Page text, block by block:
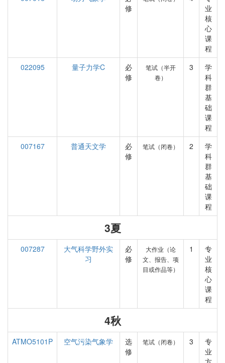
修
业
核
心
课
程
022095
量子力学C
必
修
笔试（半开
卷）
3
学
科
群
基
础
课
程
007167
普通天文学
必
修
笔试（闭卷） 2
学
科
群
基
础
课
程
3夏
007287
大气科学野外实
习
必
修
大作业（论
文、报告、项
目或作品等）
1
专
业
核
心
课
程
4秋
ATMO5101P 空气污染气象学
选
修
笔试（闭卷） 3
专
业